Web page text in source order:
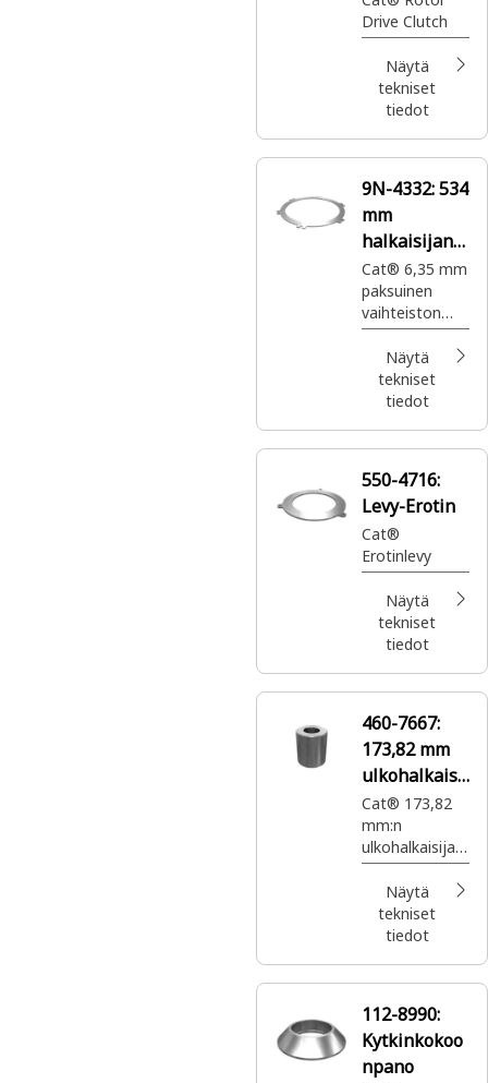
Drive Clutch
Näytä
tekniset
tiedot
9N-4332:534
mm
halkaisijan
Kytkinlevy
Cat® 6,35 mm
paksuinen
vaihteiston
planeettakytki
nlevy, joka
mahdollistaa
tasaisen
vaihteiden
kytkemällä
planeettavaiht
eistot
Näytä
tekniset
tiedot
550-4716:
Levy-Erotin
Cat®
Erotinlevy
Näytä
tekniset
tiedot
460-7667:
173,82 mm
ulkohalkaisij
a napa
Cat® 173,82
mm:n
ulkohalkaisijan
apa, jota
käytetään
sähkömoottori
Näytä
tekniset
tiedot
112-8990:
Kytkinkokoo
npano